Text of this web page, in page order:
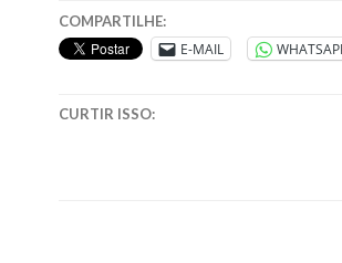
COMPARTILHE:
E-MAIL
CURTIR ISSO: